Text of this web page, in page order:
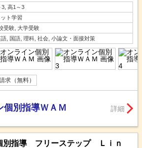
3, 高1～3
ト学習
受験, 大学受験
, 国語, 理科, 社会, 小論文・面接対策
求（無料）
個別指導ＷＡＭ 詳細
別指導 フリーステップ Ｌｉｎ